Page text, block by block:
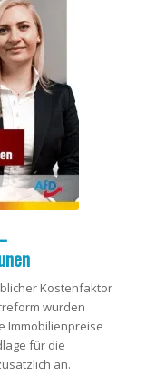
Kostenfaktor
wurden
Immobilienpreise
für die
an.